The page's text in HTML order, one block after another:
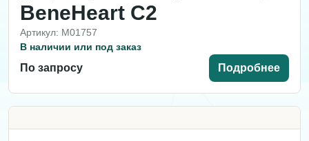
BeneHeart C2
Артикул: M01757
В наличии или под заказ
По запросу Подробнее